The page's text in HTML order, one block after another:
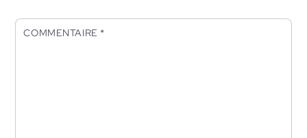
COMMENTAIRE *